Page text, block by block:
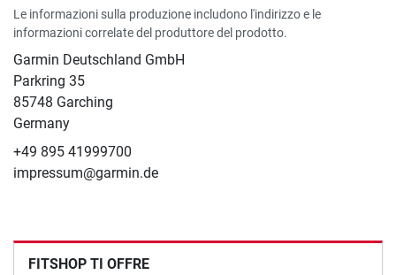
Le informazioni sulla produzione includono l'indirizzo e le
informazioni correlate del produttore del prodotto.
Garmin Deutschland GmbH
Parkring 35
85748 Garching
Germany
+49 895 41999700
impressum@garmin.de
FITSHOP TI OFFRE